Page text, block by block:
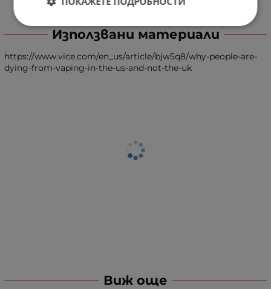
Използвани материали
https://www.vice.com/en_us/article/bjw5q8/why-people-are-
dying-from-vaping-in-the-us-and-not-the-uk
Виж още